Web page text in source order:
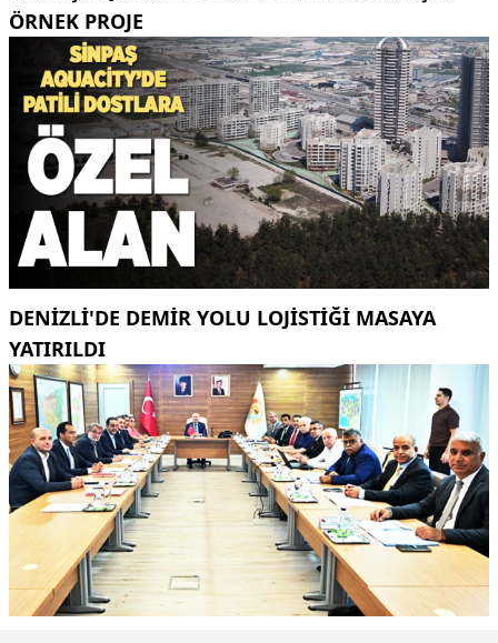
ÖRNEK PROJE
DENİZLİ'DE DEMİR YOLU LOJİSTİĞİ MASAYA
YATIRILDI